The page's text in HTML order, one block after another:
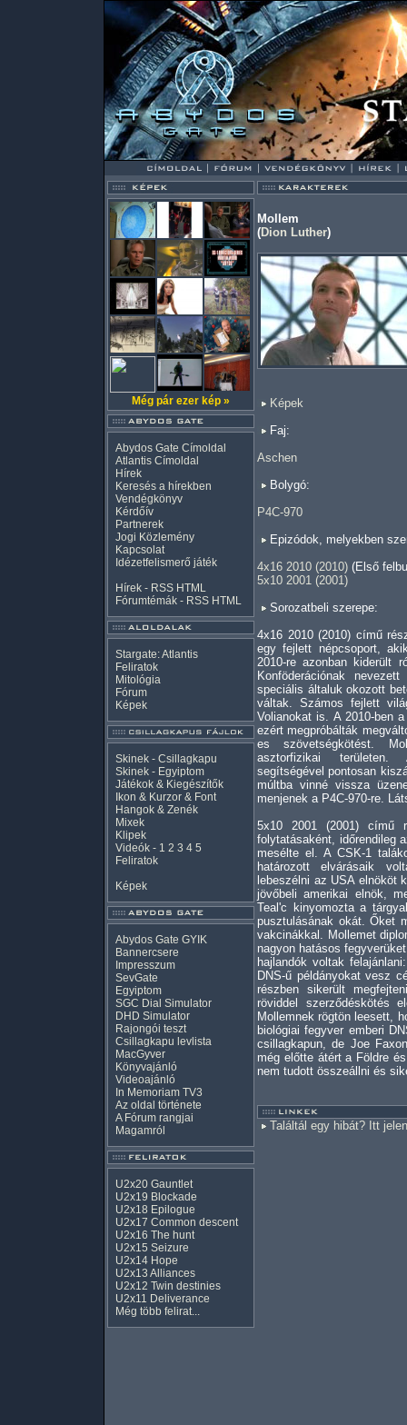
Még pár ezer kép »
Abydos Gate Címoldal
Atlantis Címoldal
Hírek
Keresés a hírekben
Vendégkönyv
Kérdőív
Partnerek
Jogi Közlemény
Kapcsolat
Idézetfelismerő játék
Hírek - RSS HTML
Fórumtémák - RSS HTML
Stargate: Atlantis
Feliratok
Mitológia
Fórum
Képek
Skinek - Csillagkapu
Skinek - Egyiptom
Játékok & Kiegészítők
Ikon & Kurzor & Font
Hangok & Zenék
Mixek
Klipek
Videók - 1 2 3 4 5
Feliratok
Képek
Abydos Gate GYIK
Bannercsere
Impresszum
SevGate
Egyiptom
SGC Dial Simulator
DHD Simulator
Rajongói teszt
Csillagkapu levlista
MacGyver
Könyvajánló
Videoajánló
In Memoriam TV3
Az oldal története
A Fórum rangjai
Magamról
U2x20 Gauntlet
U2x19 Blockade
U2x18 Epilogue
U2x17 Common descent
U2x16 The hunt
U2x15 Seizure
U2x14 Hope
U2x13 Alliances
U2x12 Twin destinies
U2x11 Deliverance
Még több felirat...
Mollem
(Dion Luther)
Képek
Faj:
Aschen
Bolygó:
P4C-970
Epizódok, melyekben
4x16 2010 (2010) (Első
5x10 2001 (2001)
Sorozatbeli szerepe:
4x16 2010 (2010) című
egy fejlett népcsoport,
2010-re azonban kiderült
Konföderációnak
speciális általuk okozott
váltak. Számos fejlett
Volianokat is. A 2010-ben
ezért megpróbálták
es szövetségkötést.
asztorfizikai területen.
segítségével pontosan
múltba vinné vissza
menjenek a P4C-970-re.
5x10 2001 (2001) című
folytatásaként, időrendileg
mesélte el. A CSK-1
határozott elvárásaik
lebeszélni az USA elnököt
jövőbeli amerikai elnök,
Teal'c kinyomozta a
pusztulásának okát. Őket
vakcinákkal. Mollemet
nagyon hatásos
hajlandók voltak
DNS-ű példányokat vesz
részben sikerült
röviddel szerződéskötés
Mollemnek rögtön leesett,
biológiai fegyver emberi
csillagkapun, de Joe
még előtte átért a Földre
nem tudott összeállni és
Találtál egy hibát? Itt